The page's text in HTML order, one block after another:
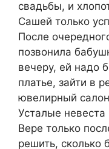
свадьбы, и
Сашей только
После
позвонила
вечеру, ей надо
платье, зайти в
ювелирный
Усталые
Вере только
решить, сколько